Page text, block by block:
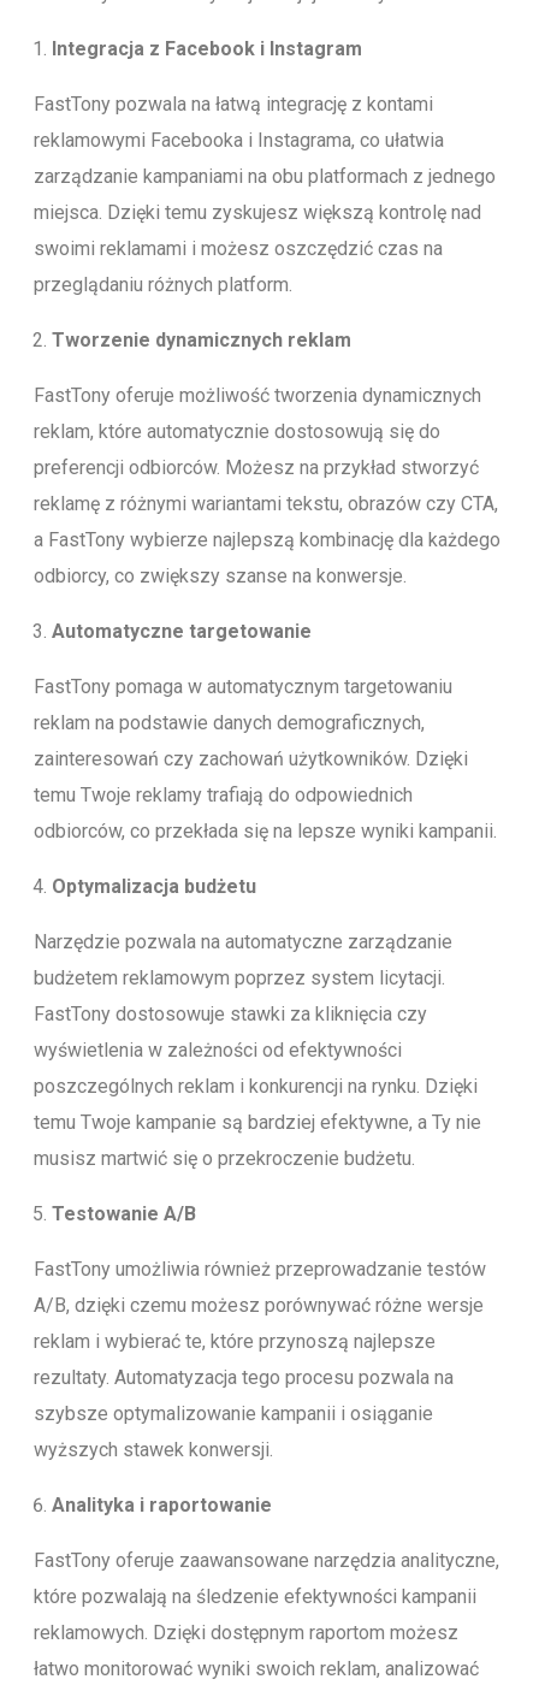
Integracja z Facebook i Instagram
FastTony pozwala na łatwą integrację z kontami
reklamowymi Facebooka i Instagrama, co ułatwia
zarządzanie kampaniami na obu platformach z jednego
miejsca. Dzięki temu zyskujesz większą kontrolę nad
swoimi reklamami i możesz oszczędzić czas na
przeglądaniu różnych platform.
Tworzenie dynamicznych reklam
FastTony oferuje możliwość tworzenia dynamicznych
reklam, które automatycznie dostosowują się do
preferencji odbiorców. Możesz na przykład stworzyć
reklamę z różnymi wariantami tekstu, obrazów czy CTA,
a FastTony wybierze najlepszą kombinację dla każdego
odbiorcy, co zwiększy szanse na konwersje.
Automatyczne targetowanie
FastTony pomaga w automatycznym targetowaniu
reklam na podstawie danych demograficznych,
zainteresowań czy zachowań użytkowników. Dzięki
temu Twoje reklamy trafiają do odpowiednich
odbiorców, co przekłada się na lepsze wyniki kampanii.
Optymalizacja budżetu
Narzędzie pozwala na automatyczne zarządzanie
budżetem reklamowym poprzez system licytacji.
FastTony dostosowuje stawki za kliknięcia czy
wyświetlenia w zależności od efektywności
poszczególnych reklam i konkurencji na rynku. Dzięki
temu Twoje kampanie są bardziej efektywne, a Ty nie
musisz martwić się o przekroczenie budżetu.
Testowanie A/B
FastTony umożliwia również przeprowadzanie testów
A/B, dzięki czemu możesz porównywać różne wersje
reklam i wybierać te, które przynoszą najlepsze
rezultaty. Automatyzacja tego procesu pozwala na
szybsze optymalizowanie kampanii i osiąganie
wyższych stawek konwersji.
Analityka i raportowanie
FastTony oferuje zaawansowane narzędzia analityczne,
które pozwalają na śledzenie efektywności kampanii
reklamowych. Dzięki dostępnym raportom możesz
łatwo monitorować wyniki swoich reklam, analizować